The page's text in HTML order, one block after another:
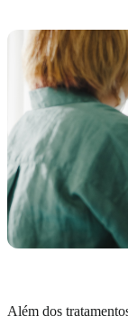
Além dos